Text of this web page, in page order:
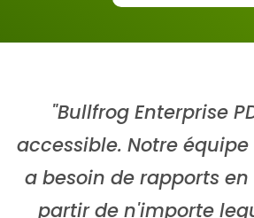
"Bullfrog Enterprise
accessible. Notre
a besoin de rapports
partir de n'importe